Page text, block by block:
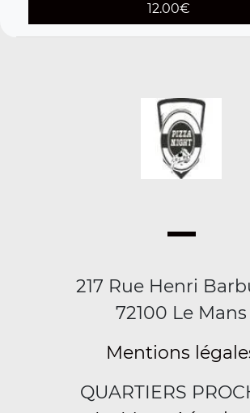
12.00€
217 Rue Henri
72100 Le Mans
Mentions
QUARTIERS